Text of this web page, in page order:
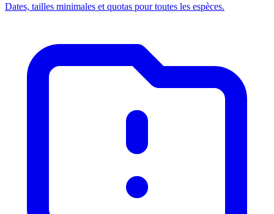
Dates, tailles minimales et quotas pour toutes les espèces.